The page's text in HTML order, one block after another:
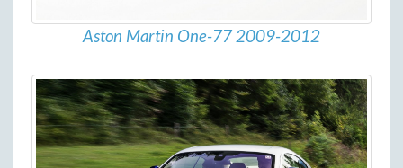
Aston Martin One-77 2009-2012